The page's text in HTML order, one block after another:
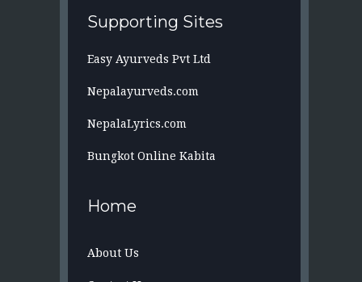
Supporting Sites
Easy Ayurveds Pvt Ltd
Nepalayurveds.com
NepalaLyrics.com
Bungkot Online Kabita
Home
About Us